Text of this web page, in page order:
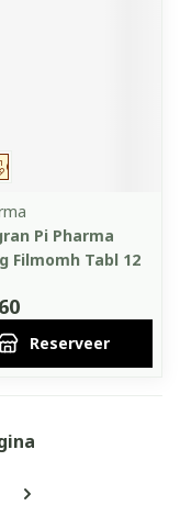
Op voorschrift
Pi Pharma
Filmomh Tabl 12
Reserveer
pagina